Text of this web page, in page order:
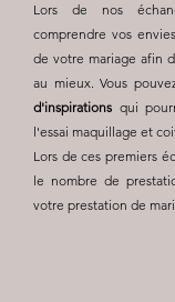
Lors de nos
comprendre vos
de votre mariage afin
au mieux. Vous
d'inspirations qui
l'essai maquillage et
Lors de ces premiers
le nombre de
votre prestation de